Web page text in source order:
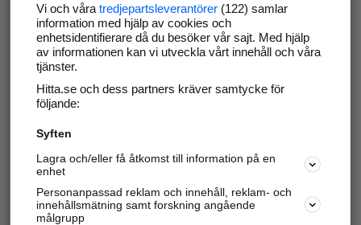
kunder i ditt närområde. Helt kostnadsfritt.
Uppdatera din företagsinformation
Svara på och hantera dina omdömen
Har du redan verifierat ditt företag? Logga in
Vi och våra tredjepartsleverantörer(122) samlar
information med hjälp av cookies och
enhetsidentifierare då du besöker vår sajt. Med hjälp
av informationen kan vi utveckla vårt innehåll och våra
tjänster.
Hitta.se och dess partners kräver samtycke för
följande:
Syften
Lagra och/eller få åtkomst till information på en
enhet
Personanpassad reklam och innehåll, reklam- och
innehållsmätning samt forskning angående
målgrupp